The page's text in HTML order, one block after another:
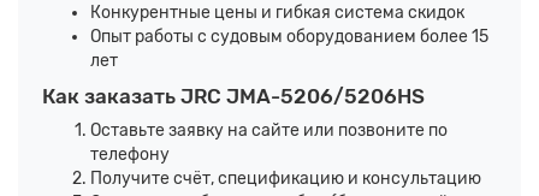
Конкурентные цены и гибкая система скидок
Опыт работы с судовым оборудованием более 15
лет
Как заказать JRC JMA-5206/5206HS
Оставьте заявку на сайте или позвоните по
телефону
Получите счёт, спецификацию и консультацию